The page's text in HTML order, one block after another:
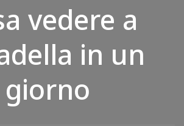
vedere a
in un
giorno